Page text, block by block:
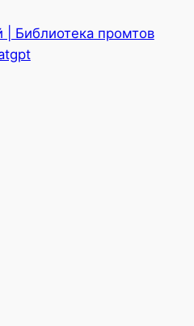
| Библиотека промтов